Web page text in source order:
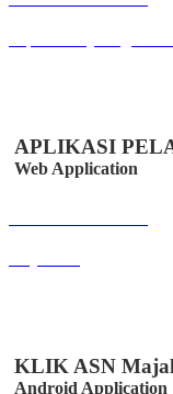
APLIKASI
Web Application
KLIK ASN
Android Application